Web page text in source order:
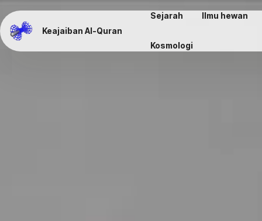
Keajaiban Al-Quran
Sejarah Ilmu hewan
Kosmologi